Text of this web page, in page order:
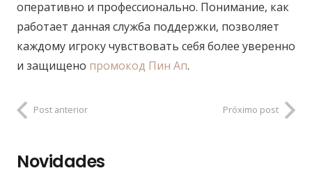
оперативно и профессионально. Понимание, как
работает данная служба поддержки, позволяет
каждому игроку чувствовать себя более уверенно
и защищено промокод Пин Ап.
Post anterior Próximo post
Novidades